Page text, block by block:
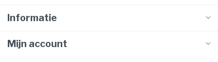
Informatie
Mijn account